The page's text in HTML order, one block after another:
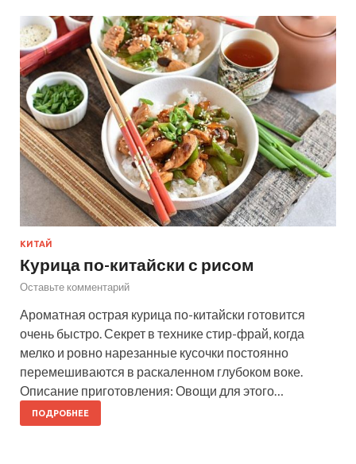
КИТАЙ
Курица по-китайски с рисом
Оставьте комментарий
Ароматная острая курица по-китайски готовится
очень быстро. Секрет в технике стир-фрай, когда
мелко и ровно нарезанные кусочки постоянно
перемешиваются в раскаленном глубоком воке.
Описание приготовления: Овощи для этого…
ПОДРОБНЕЕ